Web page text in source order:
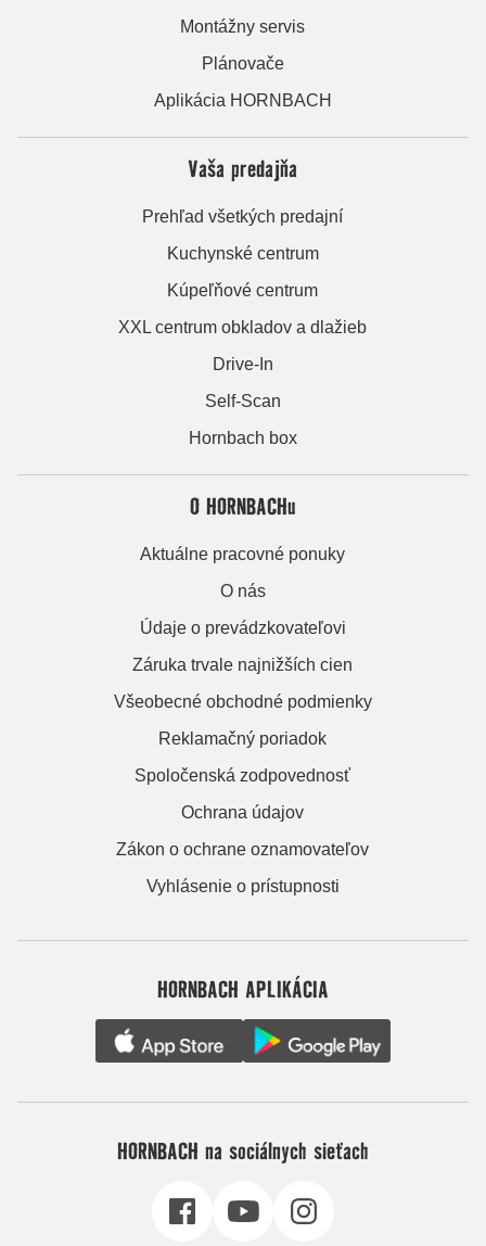
Montážny servis
Plánovače
Aplikácia HORNBACH
Vaša predajňa
Prehľad všetkých predajní
Kuchynské centrum
Kúpeľňové centrum
XXL centrum obkladov a dlažieb
Drive-In
Self-Scan
Hornbach box
O HORNBACHu
Aktuálne pracovné ponuky
O nás
Údaje o prevádzkovateľovi
Záruka trvale najnižších cien
Všeobecné obchodné podmienky
Reklamačný poriadok
Spoločenská zodpovednosť
Ochrana údajov
Zákon o ochrane oznamovateľov
Vyhlásenie o prístupnosti
HORNBACH APLIKÁCIA
HORNBACH na sociálnych sieťach